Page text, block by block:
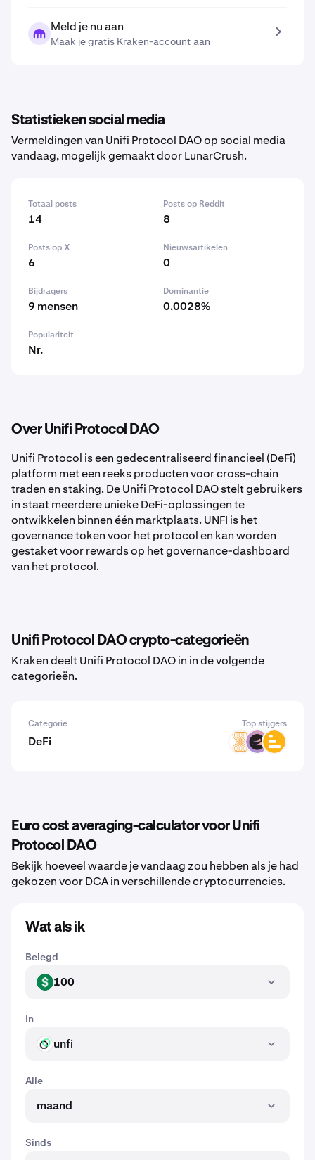
Meld je nu aan
Maak je gratis Kraken-account aan
Statistieken social media
Vermeldingen van Unifi Protocol DAO op social media
vandaag, mogelijk gemaakt door LunarCrush.
Totaal posts
14
Posts op Reddit
8
Posts op X
6
Nieuwsartikelen
0
Bijdragers
9 mensen
Dominantie
0.0028%
Populariteit
Nr.
Over Unifi Protocol DAO
Unifi Protocol is een gedecentraliseerd financieel (DeFi)
platform met een reeks producten voor cross-chain
traden en staking. De Unifi Protocol DAO stelt gebruikers
in staat meerdere unieke DeFi-oplossingen te
ontwikkelen binnen één marktplaats. UNFI is het
governance token voor het protocol en kan worden
gestaket voor rewards op het governance-dashboard
van het protocol.
Unifi Protocol DAO crypto-categorieën
Kraken deelt Unifi Protocol DAO in in de volgende
categorieën.
Categorie Top stijgers
DeFi VELAR BETA LVL
Euro cost averaging-calculator voor Unifi
Protocol DAO
Bekijk hoeveel waarde je vandaag zou hebben als je had
gekozen voor DCA in verschillende cryptocurrencies.
Wat als ik
Belegd
USD 100
In
UNFI unfi
Alle
maand
Sinds